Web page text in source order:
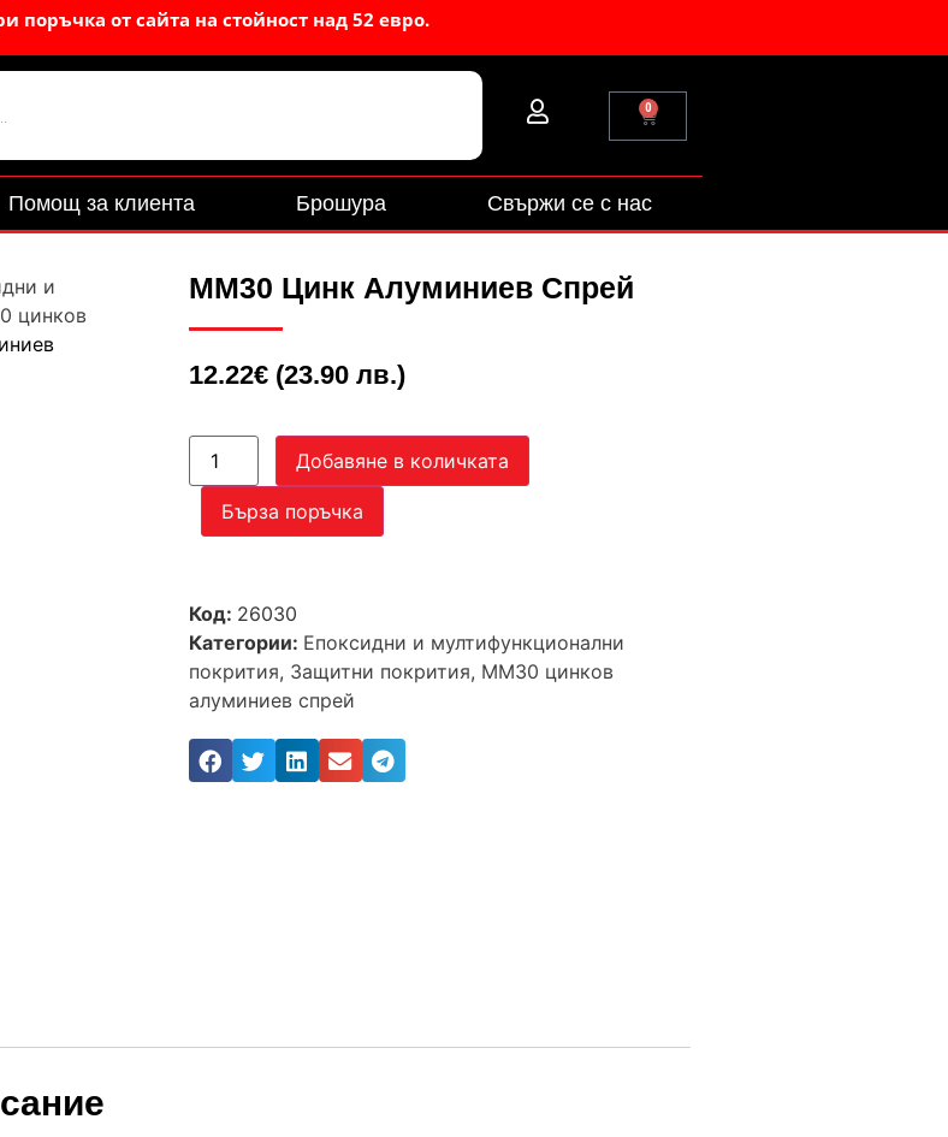
поръчка от сайта на стойност над 52 евро.
0
Помощ за клиента Брошура Свържи се с нас
и
цинков
MM30 Цинк Алуминиев Спрей
12.22€ (23.90 лв.)
Добавяне в количката
Бърза поръчка
Код: 26030
Категории: Епоксидни и мултифункционални
покрития, Защитни покрития, ММ30 цинков
алуминиев спрей